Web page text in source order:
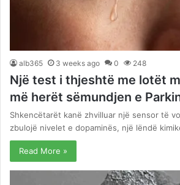
alb365 3 weeks ago 0 248
Një test i thjeshtë me lotët
më herët sëmundjen e
Shkencëtarët kanë zhvilluar një sensor të
zbulojë nivelet e dopaminës, një lëndë
Read More »